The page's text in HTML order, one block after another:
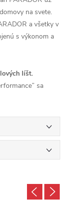
na svete.
a všetky v
s výkonom a
líšt.
sa